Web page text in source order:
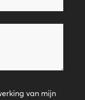
van mijn